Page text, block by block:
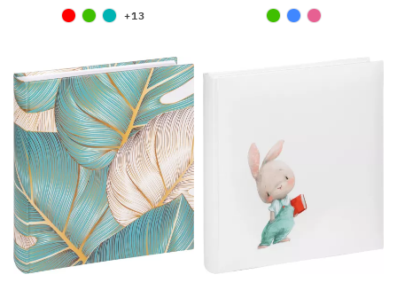
+13